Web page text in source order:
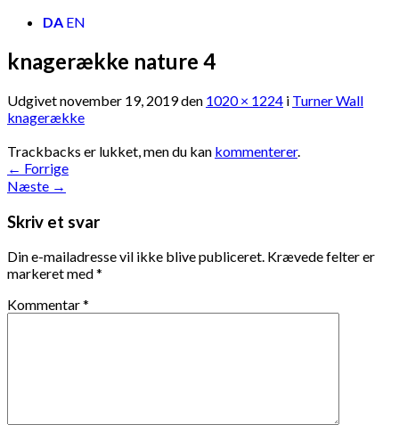
DA EN
knagerække nature 4
Udgivetnovember 19, 2019den 1020 × 1224 i Turner Wall
knagerække
Trackbacks er lukket, men du kan kommenterer.
← Forrige
Næste →
Skriv et svar
Din e-mailadresse vil ikke blive publiceret. Krævede felter er
markeret med*
Kommentar*